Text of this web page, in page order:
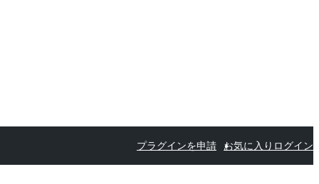
プラグインを申請 お気に入り ログイン